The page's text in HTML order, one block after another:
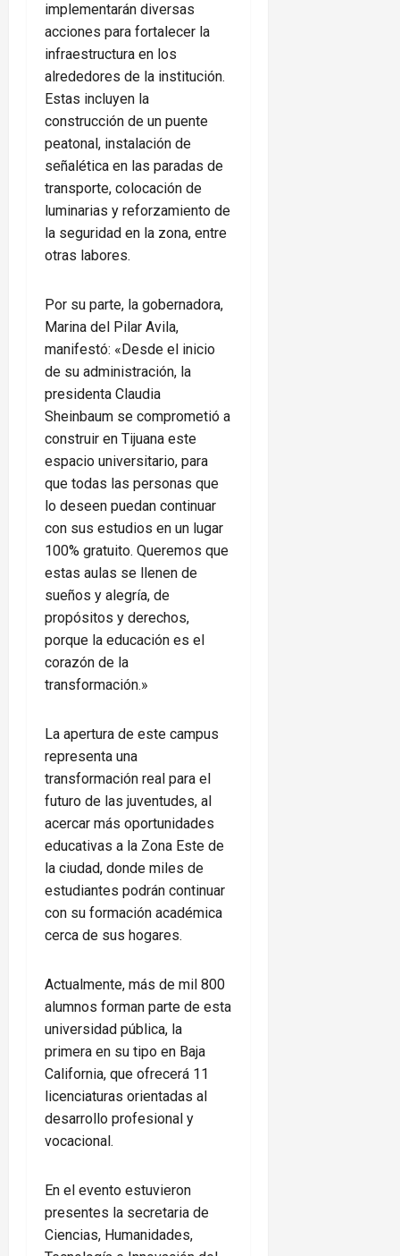
implementarán diversas
acciones para fortalecer la
infraestructura en los
alrededores de la institución.
Estas incluyen la
construcción de un puente
peatonal, instalación de
señalética en las paradas de
transporte, colocación de
luminarias y reforzamiento de
la seguridad en la zona, entre
otras labores.
Por su parte, la gobernadora,
Marina del Pilar Avila,
manifestó: «Desde el inicio
de su administración, la
presidenta Claudia
Sheinbaum se comprometió a
construir en Tijuana este
espacio universitario, para
que todas las personas que
lo deseen puedan continuar
con sus estudios en un lugar
100% gratuito. Queremos que
estas aulas se llenen de
sueños y alegría, de
propósitos y derechos,
porque la educación es el
corazón de la
transformación.»
La apertura de este campus
representa una
transformación real para el
futuro de las juventudes, al
acercar más oportunidades
educativas a la Zona Este de
la ciudad, donde miles de
estudiantes podrán continuar
con su formación académica
cerca de sus hogares.
Actualmente, más de mil 800
alumnos forman parte de esta
universidad pública, la
primera en su tipo en Baja
California, que ofrecerá 11
licenciaturas orientadas al
desarrollo profesional y
vocacional.
En el evento estuvieron
presentes la secretaria de
Ciencias, Humanidades,